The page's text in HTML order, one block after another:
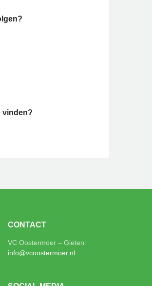
vinden?
CONTACT
VC Oostermoer – Gieten:
info@vcoostermoer.nl